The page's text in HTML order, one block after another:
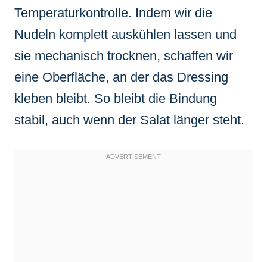
Temperaturkontrolle. Indem wir die
Nudeln komplett auskühlen lassen und
sie mechanisch trocknen, schaffen wir
eine Oberfläche, an der das Dressing
kleben bleibt. So bleibt die Bindung
stabil, auch wenn der Salat länger steht.